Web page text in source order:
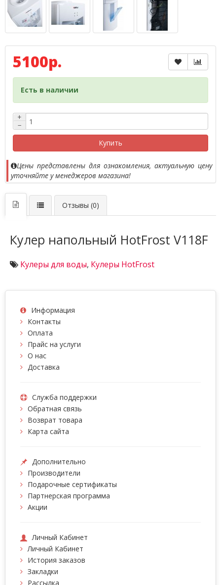
5100р.
Есть в наличии
+
−
Купить
Цены представлены для ознакомления, актуальную цену
уточняйте у менеджеров магазина!
Отзывы (0)
Кулер напольный HotFrost V118F
Кулеры для воды, Кулеры HotFrost
Информация
Контакты
Оплата
Прайс на услуги
О нас
Доставка
Служба поддержки
Обратная связь
Возврат товара
Карта сайта
Дополнительно
Производители
Подарочные сертификаты
Партнерская программа
Акции
Личный Кабинет
Личный Кабинет
История заказов
Закладки
Рассылка